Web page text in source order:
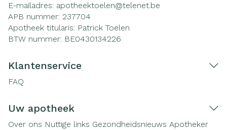
E-mailadres: apotheektoelen@telenet.be
APB nummer: 237704
Apotheek titularis: Patrick Toelen
BTW nummer: BE0430134226
Klantenservice
FAQ
Uw apotheek
Over ons Nuttige links Gezondheidsnieuws Apotheker